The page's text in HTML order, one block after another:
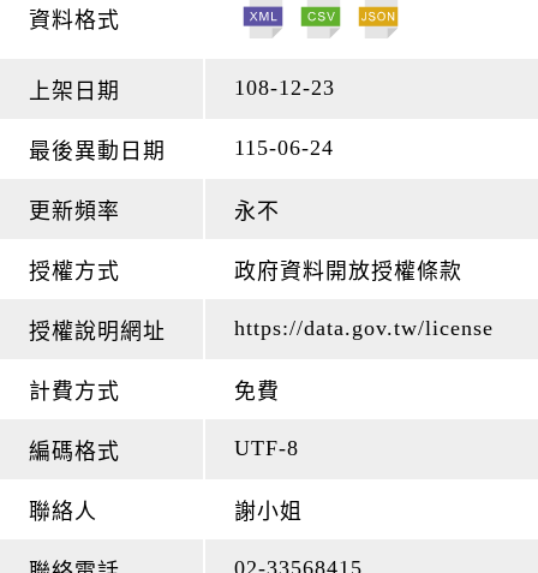
資料格式
上架日期 108-12-23
最後異動日期 115-06-24
更新頻率 永不
授權方式 政府資料開放授權條款
授權說明網址 https://data.gov.tw/license
計費方式 免費
編碼格式 UTF-8
聯絡人 謝小姐
02-33568415